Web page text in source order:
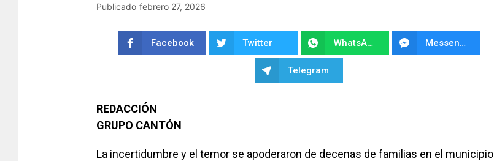
Publicado febrero 27, 2026
Facebook Twitter WhatsApp Messenger
Telegram
REDACCIÓN
GRUPO CANTÓN
La incertidumbre y el temor se apoderaron de decenas de familias en el municipio